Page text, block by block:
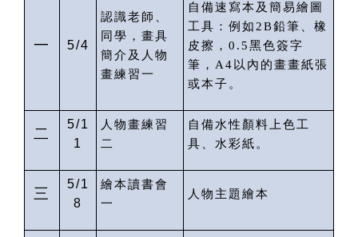
一 5/4
認識老師、
同學，畫具
簡介及人物
畫練習一
自備速寫本及簡易繪圖
工具：例如2B鉛筆、橡
皮擦， 0.5黑色簽字
筆， A4以內的畫畫紙張
或本子。
二
5/1
1
人物畫練習
二
自備水性顏料上色工
具、水彩紙。
三
5/1
8
繪本讀書會
一
人物主題繪本